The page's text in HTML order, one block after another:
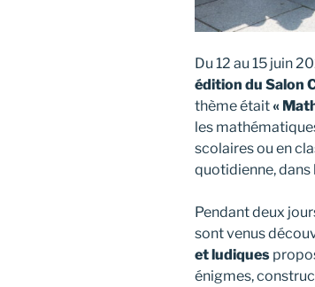
Du 12 au 15 juin
édition du Salon
thème était«
les
scolaires ou en
quotidienne, dans
Pendant deux
sont venus
et ludiques
énigmes,